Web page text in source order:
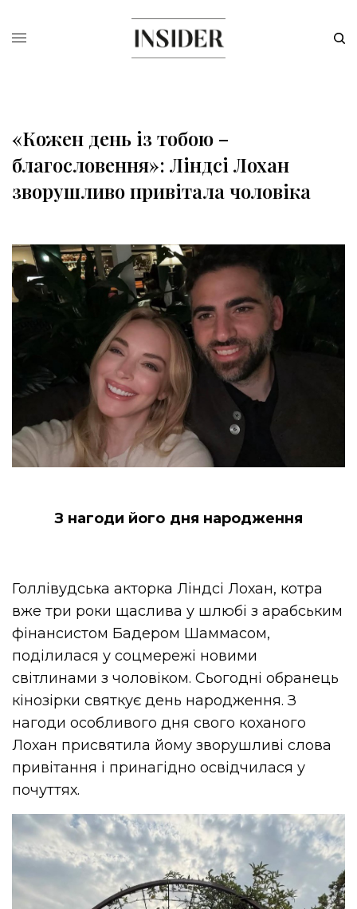
«Кожен день із тобою –
благословення»: Ліндсі Лохан
зворушливо привітала чоловіка
З нагоди його дня народження
Голлівудська акторка Ліндсі Лохан, котра
вже три роки щаслива у шлюбі з арабським
фінансистом Бадером Шаммасом,
поділилася у соцмережі новими
світлинами з чоловіком. Сьогодні обранець
кінозірки святкує день народження. З
нагоди особливого дня свого коханого
Лохан присвятила йому зворушливі слова
привітання і принагідно освідчилася у
почуттях.